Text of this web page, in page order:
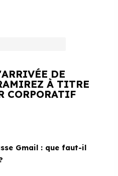
DE
À TITRE
CORPORATIF